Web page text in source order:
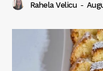
Rahela Velicu -